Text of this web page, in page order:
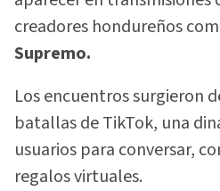
creadores hondureños
Supremo.
Los encuentros surgieron
batallas de TikTok, una
usuarios para conversar,
regalos virtuales.